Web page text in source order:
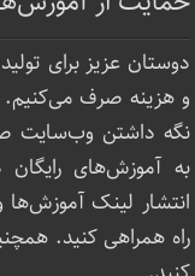
دوستان عزیز برای
و هزینه صرف می‌کنیم.
نگه داشتن وب‌سایت
به آموزش‌های
انتشار لینک‌ آموزش‌ها
راه همراهی کنید.